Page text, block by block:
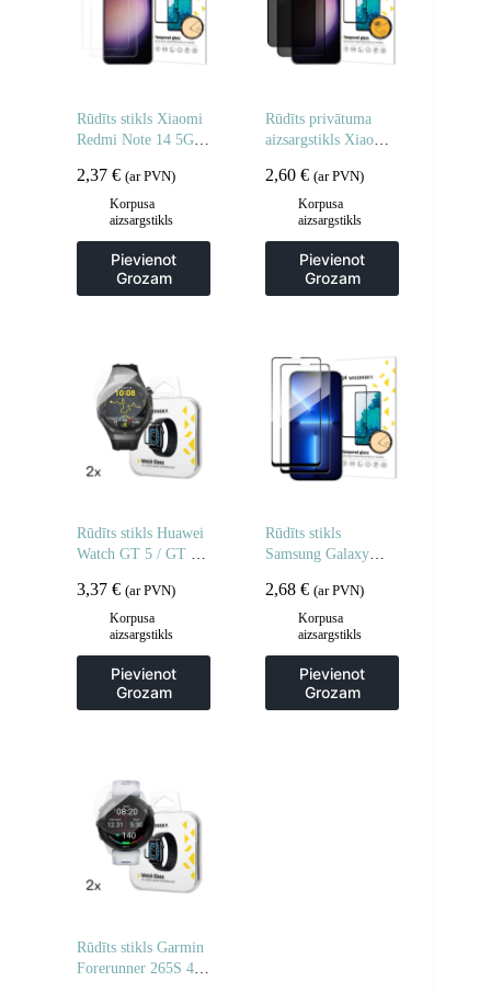
Rūdīts stikls Xiaomi
Redmi Note 14 5G /
stiklam – 2 gab.
2,37 € (ar PVN)
Korpusa
aizsargstikls
Pievienot
Grozam
Rūdīts privātuma
aizsargstikls Xiaomi
aizsargstikliem – 2
2,60€ (ar PVN)
Korpusa
aizsargstikls
Pievienot
Grozam
Rūdīts stikls Huawei
Watch GT 5 / GT 5
Pro / GT 3 / GT 3
Pro Full Glue 42mm
– 2 gab.
3,37 € (ar PVN)
Korpusa
aizsargstikls
Pievienot
Grozam
Rūdīts stikls
Samsung Galaxy
pilnībā līmējamam
rūdītam stiklam – 2
2,68€ (ar PVN)
Korpusa
aizsargstikls
Pievienot
Grozam
Rūdīts stikls Garmin
Forerunner 265S 46